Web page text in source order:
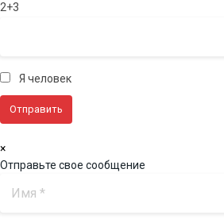
2+3
Я человек
×
Отправьте свое сообщение